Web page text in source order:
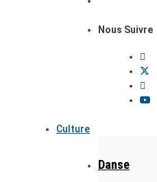
Nous Suivre
Culture
Danse